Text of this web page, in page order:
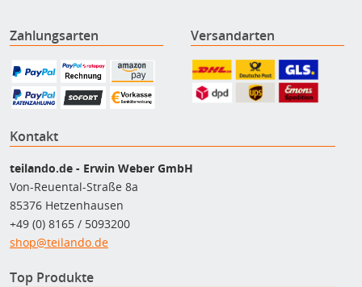
Zahlungsarten Versandarten
Kontakt
teilando.de - Erwin Weber GmbH
Von-Reuental-Straße 8a
85376 Hetzenhausen
+49 (0) 8165 / 5093200
shop@teilando.de
Top Produkte